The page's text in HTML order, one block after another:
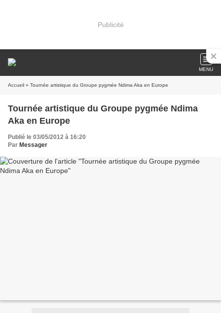
Publicité
MENU
Accueil » Tournée artistique du Groupe pygmée Ndima Aka en Europe
Tournée artistique du Groupe pygmée Ndima
Aka en Europe
Publié le 03/05/2012 à 16:20
Par Messager